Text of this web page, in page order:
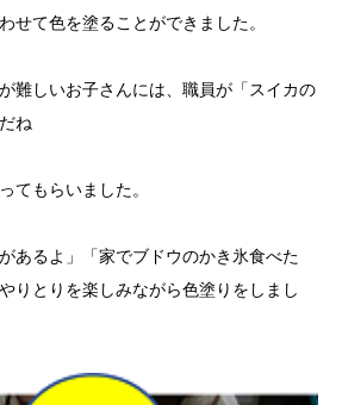
せて色を塗ることができました。
難しいお子さんには、職員が「スイカの
ね
てもらいました。
あるよ」「家でブドウのかき氷食べた
りとりを楽しみながら色塗りをしまし